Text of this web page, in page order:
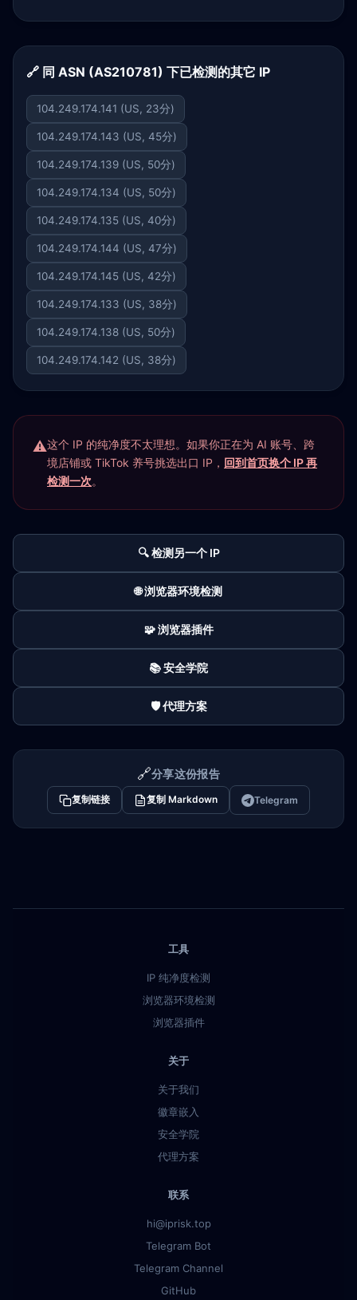
🔗 同 ASN (AS210781) 下已检测的其它 IP
104.249.174.141 (US, 23分)
104.249.174.143 (US, 45分)
104.249.174.139 (US, 50分)
104.249.174.134 (US, 50分)
104.249.174.135 (US, 40分)
104.249.174.144 (US, 47分)
104.249.174.145 (US, 42分)
104.249.174.133 (US, 38分)
104.249.174.138 (US, 50分)
104.249.174.142 (US, 38分)
这个 IP 的纯净度不太理想。如果你正在为 AI 账号、跨
境店铺或 TikTok 养号挑选出口 IP， 回到首页换个 IP 再
检测一次。
🔍 检测另一个 IP
🌐 浏览器环境检测
🧩 浏览器插件
📚 安全学院
🛡️ 代理方案
🔗分享这份报告
复制链接 复制 Markdown Telegram
工具
IP 纯净度检测
浏览器环境检测
浏览器插件
关于
关于我们
徽章嵌入
安全学院
代理方案
联系
hi@iprisk.top
Telegram Bot
Telegram Channel
GitHub